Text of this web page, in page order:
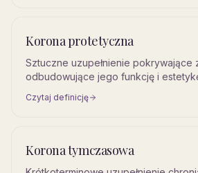
Korona protetyczna
Sztuczne uzupełnienie pokrywające
odbudowujące jego funkcję i
Czytaj definicję
Korona tymczasowa